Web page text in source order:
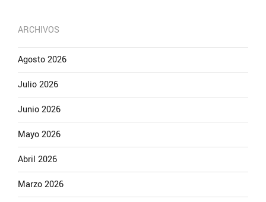
ARCHIVOS
Agosto 2026
Julio 2026
Junio 2026
Mayo 2026
Abril 2026
Marzo 2026